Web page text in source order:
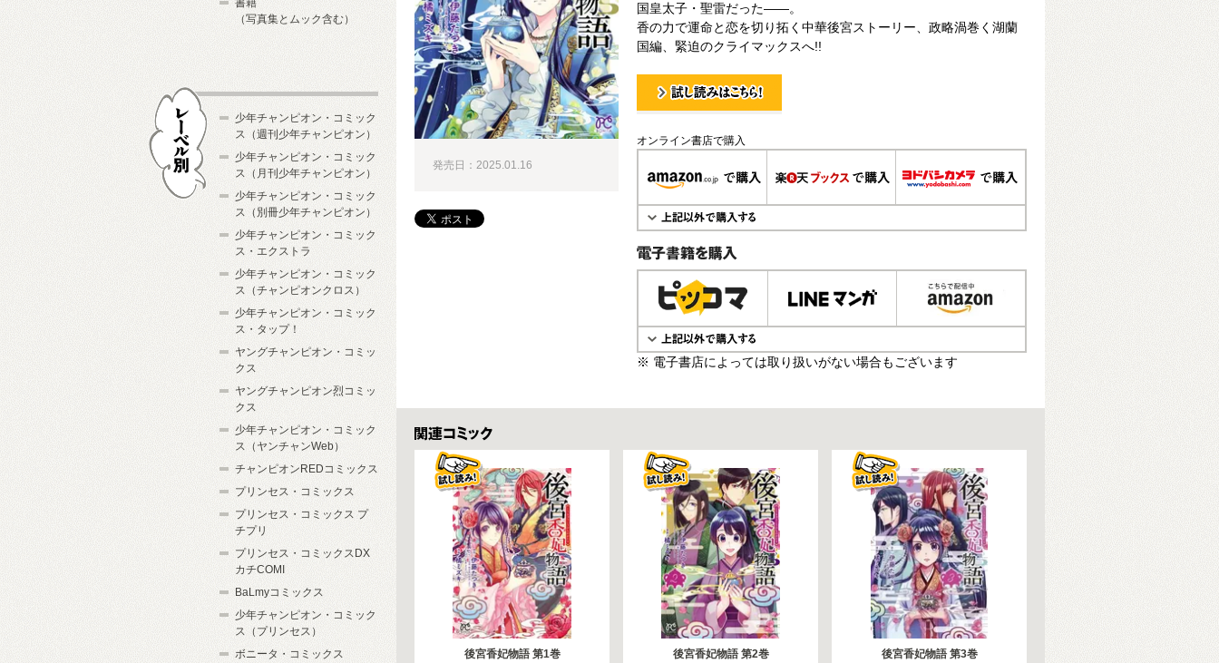
国皇太子・聖雷だった――。
香の力で運命と恋を切り拓く中華後宮ストーリー、政略渦巻く湖蘭
国編、緊迫のクライマックスへ!!
オンライン書店で購入
電子書籍で購入
※ 電子書店によっては取り扱いがない場合もございます
発売日：2025.01.16
関連コミックス
後宮香妃物語 第1巻 後宮香妃物語 第2巻 後宮香妃物語 第3巻
書籍
（写真集とムック含む）
少年チャンピオン・コミック
ス（週刊少年チャンピオン）
少年チャンピオン・コミック
ス（月刊少年チャンピオン）
少年チャンピオン・コミック
ス（別冊少年チャンピオン）
少年チャンピオン・コミック
ス・エクストラ
少年チャンピオン・コミック
ス（チャンピオンクロス）
少年チャンピオン・コミック
ス・タップ！
ヤングチャンピオン・コミッ
クス
ヤングチャンピオン烈コミッ
クス
少年チャンピオン・コミック
ス（ヤンチャンWeb）
チャンピオンREDコミックス
プリンセス・コミックス
プリンセス・コミックス プ
チプリ
プリンセス・コミックスDX
カチCOMI
BaLmyコミックス
少年チャンピオン・コミック
ス（プリンセス）
ボニータ・コミックス